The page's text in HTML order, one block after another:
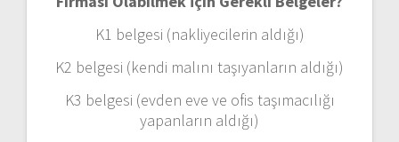
K1 belgesi (nakliyecilerin aldığı)
K2 belgesi (kendi malını taşıyanların aldığı)
K3 belgesi (evden eve ve ofis taşımacılığı
yapanların aldığı)